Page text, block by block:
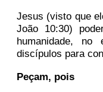
Jesus (visto que
João 10:30)
humanidade, no
discípulos para
Peçam, pois